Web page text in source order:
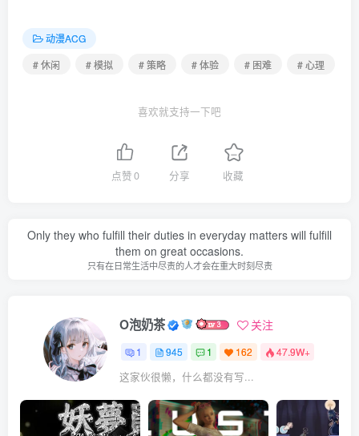
动漫ACG
# 休闲
# 模拟 # 策略 # 体验 # 困难 # 心理
喜欢就支持一下吧
点赞0 分享 收藏
Only they who fulfill their duties in everyday matters will fulfill
them on great occasions.
只有在日常生活中尽责的人才会在重大时刻尽责
O泡奶茶 关注
1 945 1 162 47.9W+
这家伙很懒，什么都没有写...